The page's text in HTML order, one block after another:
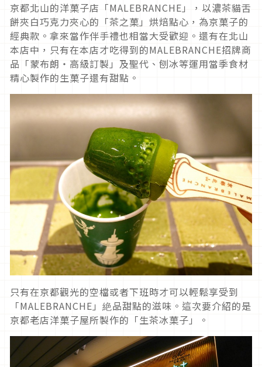
京都北山的洋菓子店「MALEBRANCHE」，以濃茶貓舌
餅夾白巧克力夾心的「茶之菓」烘焙點心，為京菓子的
經典款。拿來當作伴手禮也相當大受歡迎。還有在北山
本店中，只有在本店才吃得到的MALEBRANCHE招牌商
品「蒙布朗・高級訂製」及聖代、刨冰等運用當季食材
精心製作的生菓子還有甜點。
只有在京都觀光的空檔或者下班時才可以輕鬆享受到
「MALEBRANCHE」絶品甜點的滋味。這次要介紹的是
京都老店洋菓子屋所製作的「生茶冰菓子」。